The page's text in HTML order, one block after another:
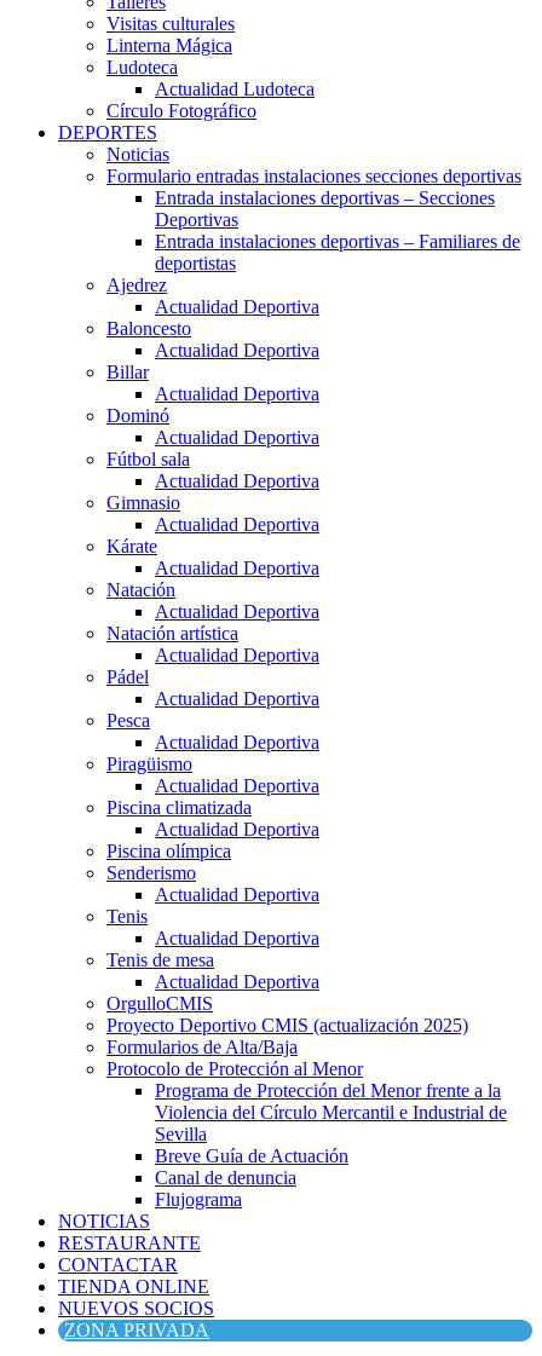
Visitas culturales
Linterna Mágica
Ludoteca
Actualidad Ludoteca
Círculo Fotográfico
DEPORTES
Noticias
Formulario entradas instalaciones secciones deportivas
Entrada instalaciones deportivas – Secciones
Deportivas
Entrada instalaciones deportivas – Familiares de
deportistas
Ajedrez
Actualidad Deportiva
Baloncesto
Actualidad Deportiva
Billar
Actualidad Deportiva
Dominó
Actualidad Deportiva
Fútbol sala
Actualidad Deportiva
Gimnasio
Actualidad Deportiva
Kárate
Actualidad Deportiva
Natación
Actualidad Deportiva
Natación artística
Actualidad Deportiva
Pádel
Actualidad Deportiva
Pesca
Actualidad Deportiva
Piragüismo
Actualidad Deportiva
Piscina climatizada
Actualidad Deportiva
Piscina olímpica
Senderismo
Actualidad Deportiva
Tenis
Actualidad Deportiva
Tenis de mesa
Actualidad Deportiva
OrgulloCMIS
Proyecto Deportivo CMIS (actualización 2025)
Formularios de Alta/Baja
Protocolo de Protección al Menor
Programa de Protección del Menor frente a la
Violencia del Círculo Mercantil e Industrial de
Sevilla
Breve Guía de Actuación
Canal de denuncia
Flujograma
NOTICIAS
RESTAURANTE
CONTACTAR
TIENDA ONLINE
NUEVOS SOCIOS
ZONA PRIVADA